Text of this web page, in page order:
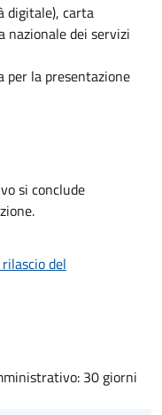
digitale), carta
nazionale dei servizi
la presentazione
si conclude
del
30 giorni